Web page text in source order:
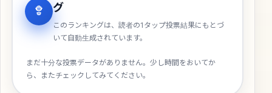
グ
このランキングは、読者の1タップ投票結果にもとづ
いて自動生成されています。
まだ十分な投票データがありません。少し時間をおいてか
ら、またチェックしてみてください。